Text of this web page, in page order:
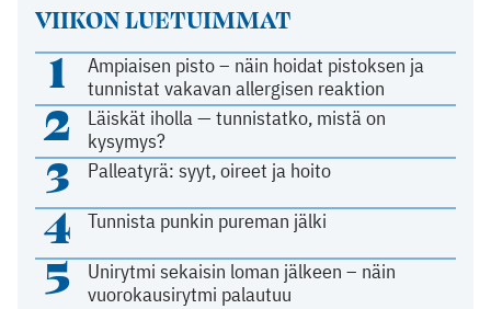
VIIKON LUETUIMMAT
1
Ampiaisen pisto – näin hoidat pistoksen ja
tunnistat vakavan allergisen reaktion
2
Läiskät iholla — tunnistatko, mistä on
kysymys?
3 Palleatyrä: syyt, oireet ja hoito
4 Tunnista punkin pureman jälki
5
Unirytmi sekaisin loman jälkeen – näin
vuorokausirytmi palautuu